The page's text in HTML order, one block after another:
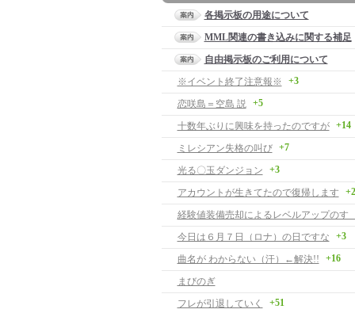
各掲示板の用途について
MML関連の書き込みに関する補足
自由掲示板のご利用について
※イベント終了注意報※
+3
恋咲島＝空島 説 +5
十数年ぶりに興味を持ったのですが +14
ミレシアン失格の叫び +7
光る〇玉ダンジョン +3
アカウントが生きてたので復帰します +2
経験値装備売却によるレベルアップのす
今日は６月７日（ロナ）の日ですな
+3
曲名が わからない（汗）←解決!! +16
まびのぎ
フレが引退していく
+51